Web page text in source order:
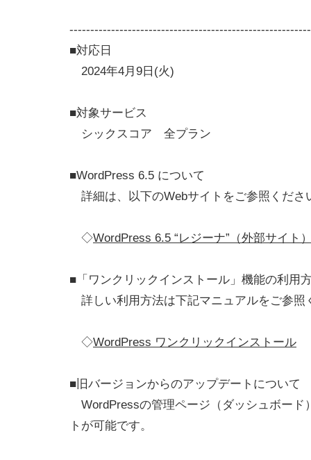
■対応日
2024年4月9日(火)
■対象サービス
シックスコア 全プラン
■WordPress 6.5 について
詳細は、以下のWebサイトをご参照くださ
◇WordPress 6.5 “レジーナ”（外部サイト
■「ワンクリックインストール」機能の利用
詳しい利用方法は下記マニュアルをご参照
◇WordPress ワンクリックインストール
■旧バージョンからのアップデートについて
WordPressの管理ページ（ダッシュボード
トが可能です。